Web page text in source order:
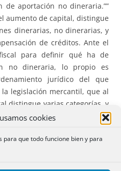
cookies
para que todo funcione bien y para
de aportación no dineraria.””
aumento de capital, distingue
dinerarias, no dinerarias, y
de créditos. Ante el
para definir qué ha de
no dineraria, lo propio es
jurídico del que
legislación mercantil, que al
distingue varias categorías, y
las aportaciones no dinerarias
contravalor de capital
las aportaciones dinerarias,